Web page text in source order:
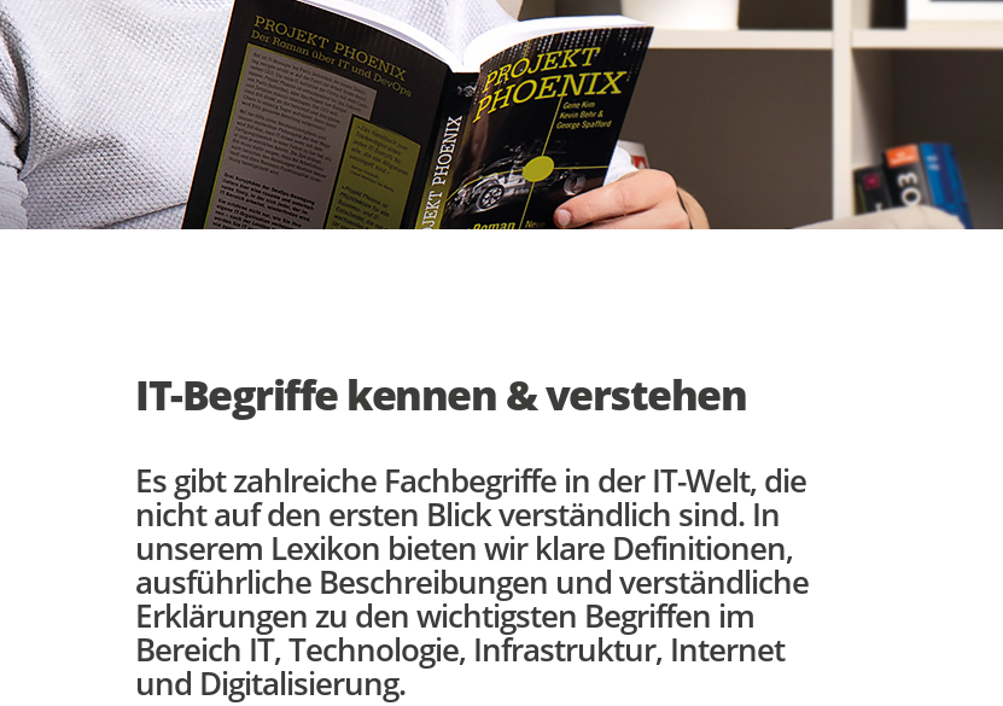
IT-Begriffe kennen & verstehen
Es gibt zahlreiche Fachbegriffe in der IT-Welt, die
nicht auf den ersten Blick verständlich sind. In
unserem Lexikon bieten wir klare Definitionen,
ausführliche Beschreibungen und verständliche
Erklärungen zu den wichtigsten Begriffen im
Bereich IT, Technologie, Infrastruktur, Internet
und Digitalisierung.